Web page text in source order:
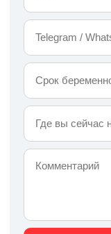
Контакт:
Telegram
/
WhatsApp
email
Срок
беременности
или
предполагаемая
дата
родов
Где
вы
сейчас
находитесь
Комментарий